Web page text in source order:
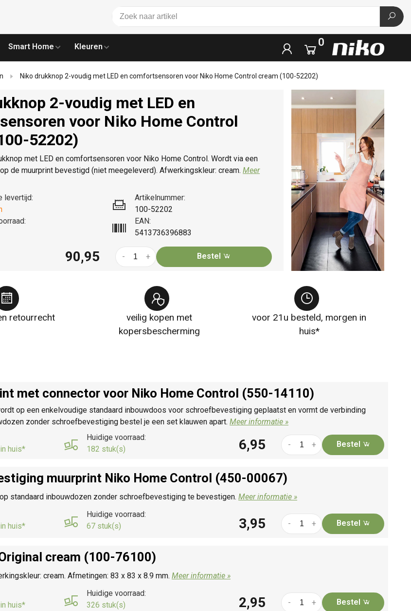
Smart Home Kleuren 0
Niko drukknop 2-voudig met LED en comfortsensoren voor Niko Home Control cream (100-52202)
2-voudig met LED en
voor Niko Home Control
52202)
met LED en comfortsensoren voor Niko Home Control. Wordt via een
de muurprint bevestigd (niet meegeleverd). Afwerkingskleur: cream.Meer
levertijd:
Artikelnummer:
100-52202
EAN:
5413736396883
90,95 +
- Bestel
retourrecht
veilig kopen met
kopersbescherming
voor 21u besteld, morgen in
huis*
met connector voor Niko Home Control (550-14110)
op een enkelvoudige standaard inbouwdoos voor schroefbevestiging geplaatst en vormt de verbinding
zonder schroefbevestiging bestel je een set klauwen apart. Meer informatie »
huis*
Huidige voorraad:
182 stuk(s)
6,95 +
- Bestel
muurprint Niko Home Control (450-00067)
standaard inbouwdozen zonder schroefbevestiging te bevestigen. Meer informatie »
huis*
Huidige voorraad:
67 stuk(s)
3,95 +
- Bestel
cream (100-76100)
cream. Afmetingen: 83 x 83 x 8.9 mm. Meer informatie »
huis*
Huidige voorraad:
326 stuk(s)
2,95 +
- Bestel